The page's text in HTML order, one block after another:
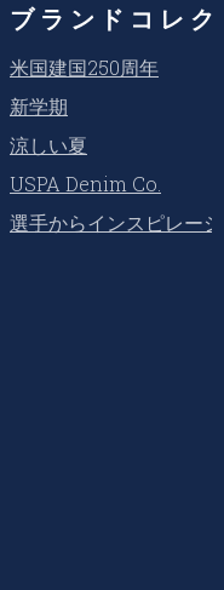
ブランドコレ
米国建国250周年
新学期
涼しい夏
USPA Denim Co.
選手からインスピレー